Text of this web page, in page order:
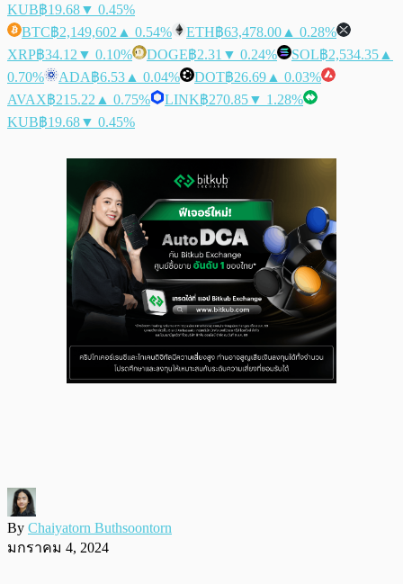
KUB฿19.68▼ 0.45%
BTC฿2,149,602 ▲ 0.54% ETH฿63,478.00 ▲ 0.28%
XRP฿34.12 ▼ 0.10% DOGE฿2.31 ▼ 0.24% SOL฿2,534.35 ▲
0.70%
ADA฿6.53 ▲ 0.04% DOT฿26.69 ▲ 0.03%
AVAX฿215.22 ▲ 0.75% LINK฿270.85▼ 1.28%
KUB฿19.68▼ 0.45%
By Chaiyatorn Buthsoontorn
มกราคม 4, 2024